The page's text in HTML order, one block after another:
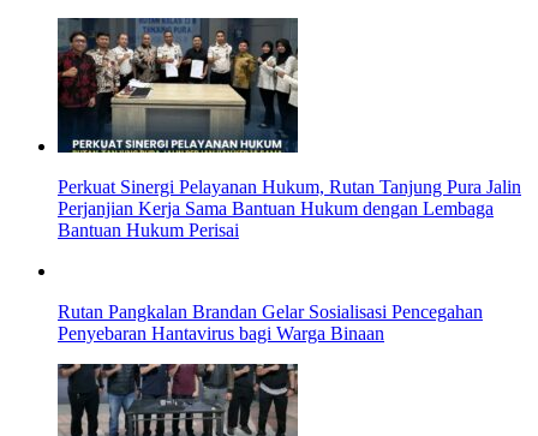
Perkuat Sinergi Pelayanan Hukum, Rutan Tanjung Pura Jalin
Perjanjian Kerja Sama Bantuan Hukum dengan Lembaga
Bantuan Hukum Perisai
Rutan Pangkalan Brandan Gelar Sosialisasi Pencegahan
Penyebaran Hantavirus bagi Warga Binaan